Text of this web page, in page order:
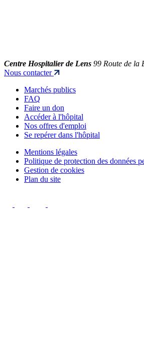
Centre Hospitalier de Lens 99 Route de la
Nous contacter
Marchés publics
FAQ
Faire un don
Accéder à l'hôpital
Nos offres d'emploi
Se repérer dans l'hôpital
Mentions légales
Politique de protection des données
Gestion de cookies
Plan du site